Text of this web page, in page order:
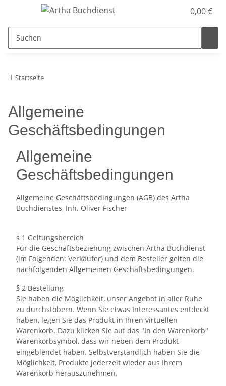
0,00 €
Startseite
Allgemeine
Geschäftsbedingungen
Allgemeine
Geschäftsbedingungen
Allgemeine Geschäftsbedingungen (AGB) des Artha
Buchdienstes, Inh. Oliver Fischer
§ 1 Geltungsbereich
Für die Geschäftsbeziehung zwischen Artha Buchdienst
(im Folgenden: Verkäufer) und dem Besteller gelten die
nachfolgenden Allgemeinen Geschäftsbedingungen.
§ 2 Bestellung
Sie haben die Möglichkeit, unser Angebot in aller Ruhe
zu durchstöbern. Wenn Sie etwas Interessantes entdeckt
haben, legen Sie das Produkt in Ihren virtuellen
Warenkorb. Dazu klicken Sie auf das "In den Warenkorb"
Warenkorbsymbol, dass wir neben dem Produkt
eingeblendet haben. Selbstverständlich haben Sie die
Möglichkeit, Produkte jederzeit wieder aus Ihrem
Warenkorb herauszunehmen.